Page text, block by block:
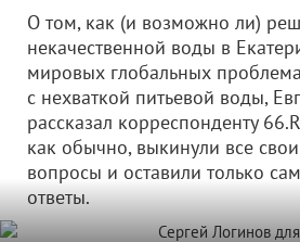
О том, как (и возможно ли)
некачественной воды в
мировых глобальных
с нехваткой питьевой воды,
рассказал корреспонденту
как обычно, выкинули все
вопросы и оставили только
ответы.